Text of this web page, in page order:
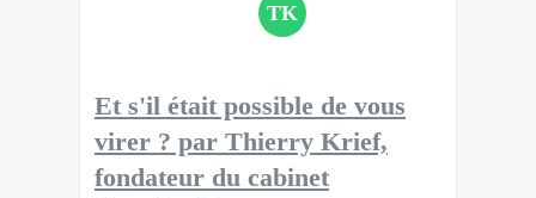
TK
Et s'il était possible de vous
virer ? par Thierry Krief,
fondateur du cabinet